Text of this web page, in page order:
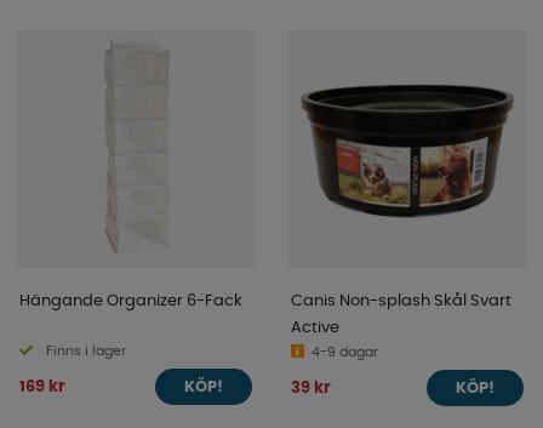
Hängande Organizer 6-Fack
Finns i lager
169 kr KÖP!
Canis Non-splash Skål Svart
Active
4-9 dagar
39 kr KÖP!